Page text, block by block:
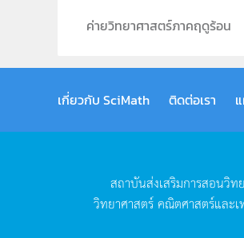
ค่ายวิทยาศาสตร์ภาคฤดูร้อน
เกี่ยวกับ SciMath ติดต่อเรา
สถาบันส่งเสริมการสอนวิท
วิทยาศาสตร์คณิตศาสตร์และเ